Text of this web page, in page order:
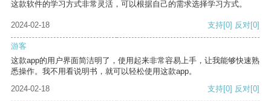
这款软件的学习方式非常灵活，可以根据自己的需求选择学习方式。
2024-02-18 支持[0] 反对[0]
游客
这款app的用户界面简洁明了，使用起来非常容易上手，让我能够快速熟
悉操作。我不用看说明书，就可以轻松使用这款app。
2024-02-18
支持[0] 反对[0]